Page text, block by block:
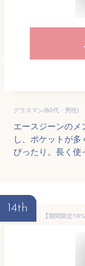
グラスマン(60代・男性)
エースジーンの
し、ポケットが
ぴったり。長く使
14th